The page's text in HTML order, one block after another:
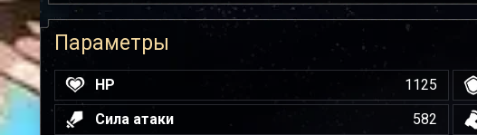
Параметры
HP 1125
Сила атаки
582